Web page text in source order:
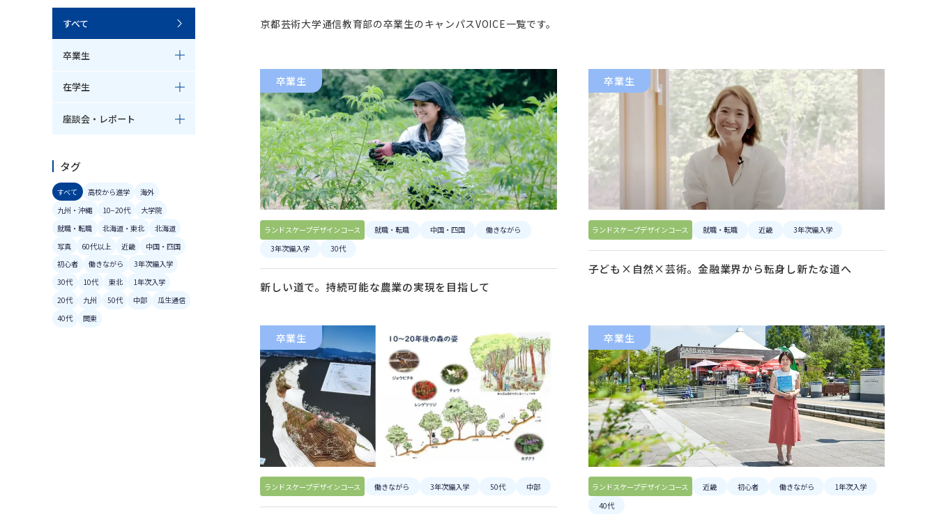
歴史遺産コース
和の伝統文化コース
共通科目
共通科目
京都芸術大学通信教育部の卒業生のキャンパスVOICE一覧です。
卒業生
ランドスケープデザインコース 就職・転職 中国・四国
働きながら
3年次編入学
30代
新しい道で。持続可能な農業の実現を目指して
卒業生
ランドスケープデザインコース 就職・転職 近畿 3年次編入学
子ども×自然×芸術。金融業界から転身し新たな道へ
卒業生
ランドスケープデザインコース 働きながら 3年次編入学 50代 中部
卒業生
ランドスケープデザインコース 近畿 初心者 働きながら
1年次入学
40代
すべて
卒業生
在学生
座談会・レポート
タグ
すべて 高校から進学
海外
九州・沖縄
10−20代
大学院
就職・転職
北海道・東北
北海道
写真
60代以上 近畿
中国・四国
初心者
働きながら
3年次編入学
30代
10代 東北
1年次入学
20代
九州 50代 中部
瓜生通信
40代
関東